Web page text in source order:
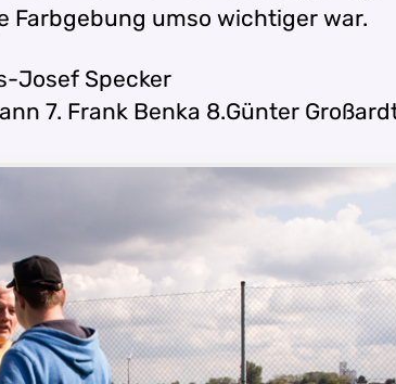
Farbgebung umso wichtiger war.
Josef Specker
7. Frank Benka 8.Günter